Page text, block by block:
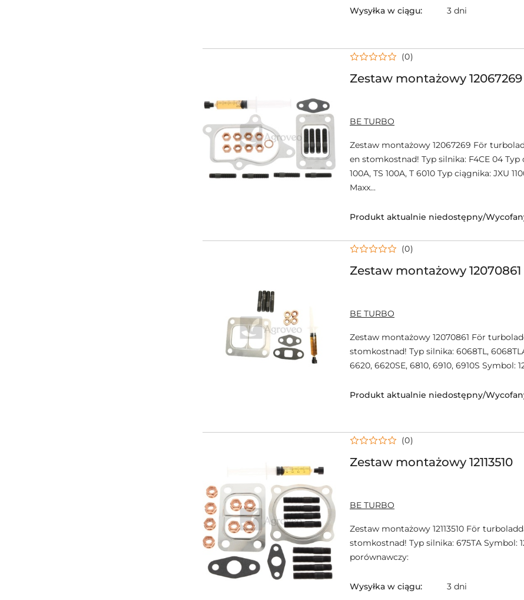
Wysyłka w ciągu: 3 dni
Zestaw montażowy 12067269
(0)
NAZWA
PRODUCENTA:
BE TURBO
Zestaw montażowy 12067269 För
en stomkostnad! Typ silnika: F4CE 04 Typ
100A, TS 100A, T 6010 Typ ciągnika: JXU
Maxx...
Produkt aktualnie niedostępny/
Zestaw montażowy 12070861
(0)
NAZWA
PRODUCENTA:
BE TURBO
Zestaw montażowy 12070861 För
stomkostnad! Typ silnika: 6068TL,
6620, 6620SE, 6810, 6910, 6910S Symbol:
Produkt aktualnie niedostępny/
Zestaw montażowy 12113510
(0)
NAZWA
PRODUCENTA:
BE TURBO
Zestaw montażowy 12113510 För
stomkostnad! Typ silnika: 675TA Symbol:
porównawczy:
Wysyłka w ciągu: 3 dni